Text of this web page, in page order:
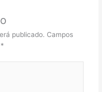
publicado. Campos
*